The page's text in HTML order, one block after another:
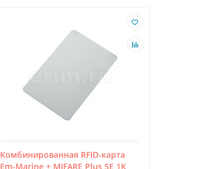
Комбинированная RFID-карта
Em-Marine + MIFARE Plus SE 1K